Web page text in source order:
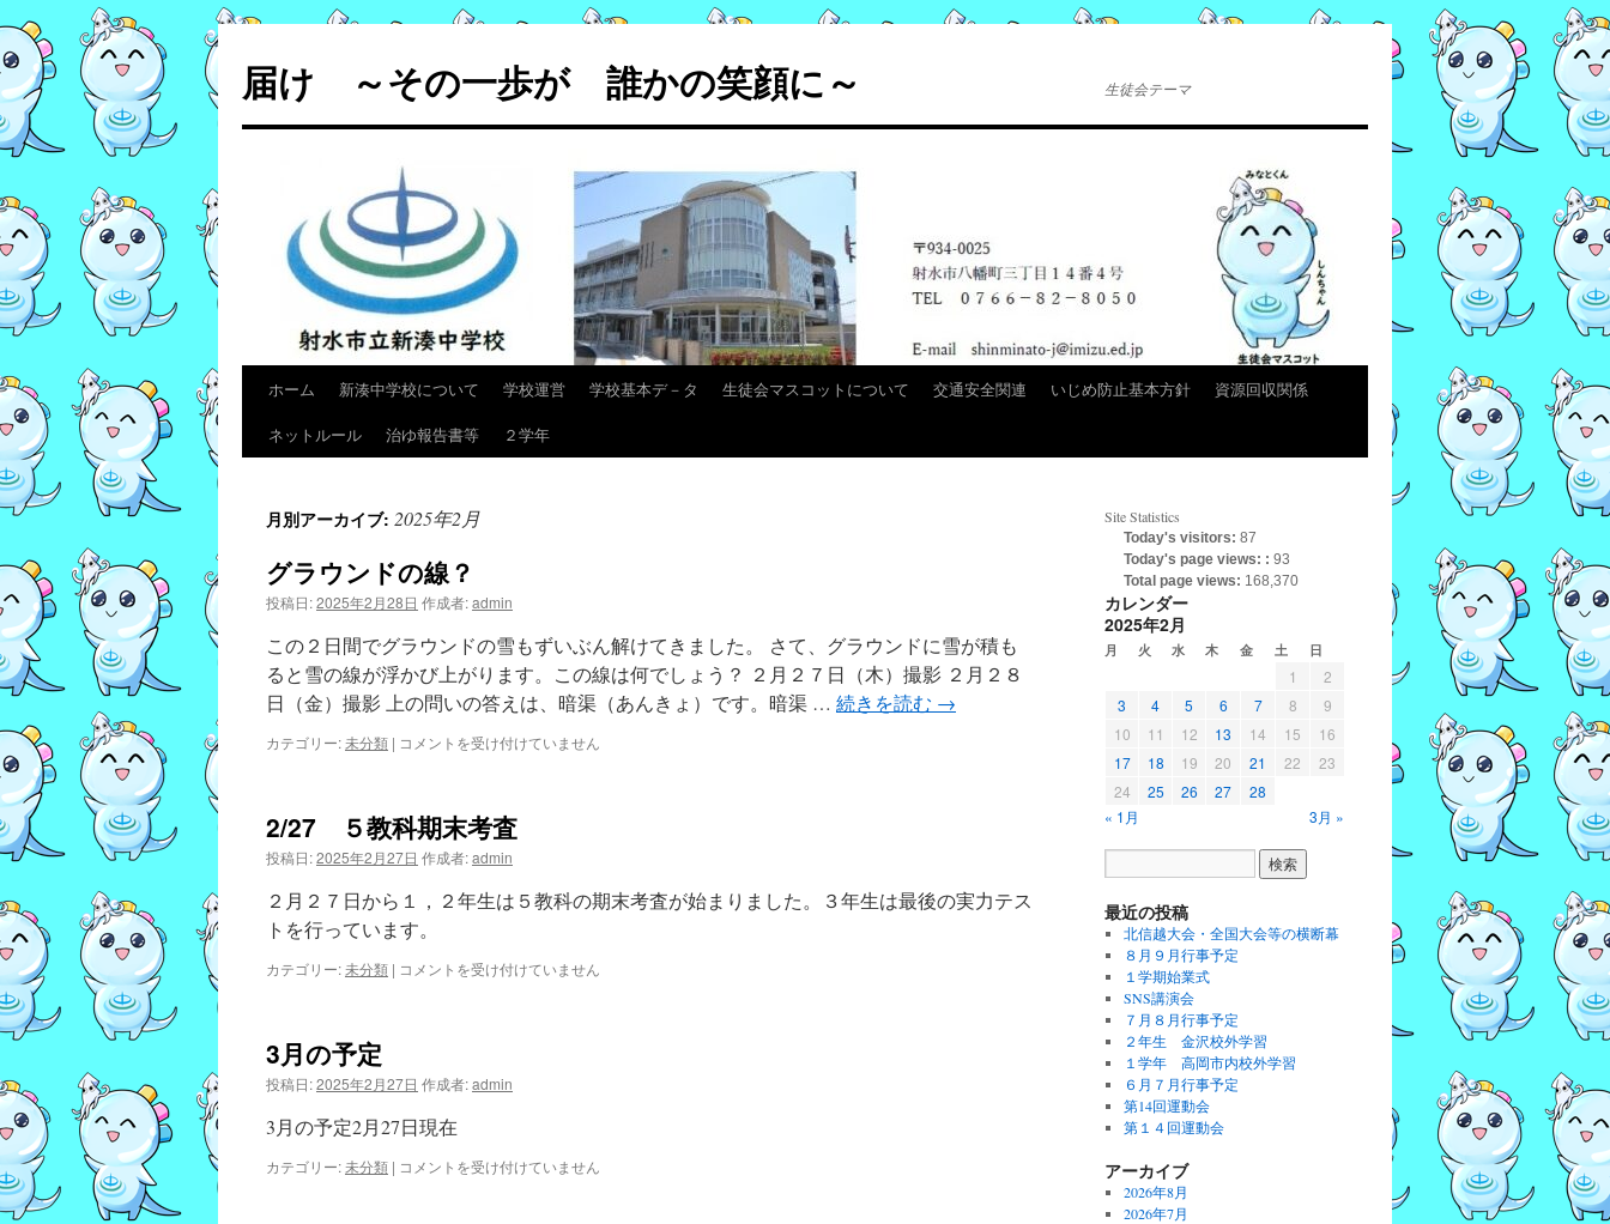
テ
ン
届け ～その一歩が 誰かの笑顔に～ 生徒会テーマ
ホーム 新湊中学校について 学校運営 学校基本デ－タ 生徒会マスコットについて 交通安全関連 いじめ防止基本方針
資源回収関係
ネットルール
治ゆ報告書等 ２学年
月別アーカイブ: 2025年2月
グラウンドの線？
投稿日:2025年2月28日 作成者:admin
この２日間でグラウンドの雪もずいぶん解けてきました。 さて、グラウンドに雪が積も
ると雪の線が浮かび上がります。この線は何でしょう？ ２月２７日（木）撮影 ２月２８
日（金）撮影 上の問いの答えは、暗渠（あんきょ）です。暗渠 … 続きを読む →
カテゴリー:未分類 | グ
ド
の
線？
は
コメントを受け付けていません
2/27 ５教科期末考査
投稿日:2025年2月27日 作成者:admin
２月２７日から１，２年生は５教科の期末考査が始まりました。３年生は最後の実力テス
トを行っています。
カテゴリー:未分類 | 2/27
末
考
査
は
コメントを受け付けていません
3月の予定
投稿日:2025年2月27日 作成者:admin
3月の予定2月27日現在
カテゴリー:未分類 | 3コメントを受け付けていません
Site Statistics
Today's visitors: 87
Today's page views: : 93
Total page views: 168,370
カレンダー
2025年2月
月 火 水 木 金 土 日
1
2
3
4 5 6 7 8
9
10
11 12 13 14 15
16
17
18 19 20 21 22
23
24
25 26 27
28
« 1月
3月 »
最近の投稿
北信越大会・全国大会等の横断幕
８月９月行事予定
１学期始業式
SNS講演会
７月８月行事予定
２年生 金沢校外学習
１学年 高岡市内校外学習
６月７月行事予定
第14回運動会
第１４回運動会
アーカイブ
2026年8月
2026年7月